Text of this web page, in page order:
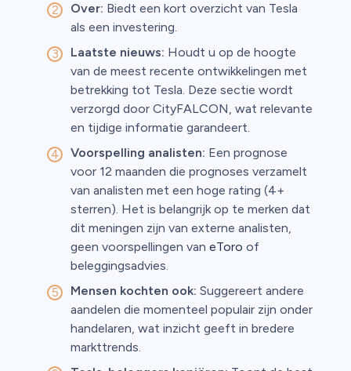
Over: Biedt een kort overzicht van Tesla
als een investering.
Laatste nieuws: Houdt u op de hoogte
van de meest recente ontwikkelingen met
betrekking tot Tesla. Deze sectie wordt
verzorgd door CityFALCON, wat relevante
en tijdige informatie garandeert.
Voorspelling analisten: Een prognose
voor 12 maanden die prognoses verzamelt
van analisten met een hoge rating (4+
sterren). Het is belangrijk op te merken dat
dit meningen zijn van externe analisten,
geen voorspellingen van eToro of
beleggingsadvies.
Mensen kochten ook: Suggereert andere
aandelen die momenteel populair zijn onder
handelaren, wat inzicht geeft in bredere
markttrends.